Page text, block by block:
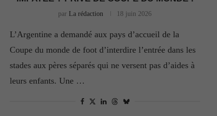
par La rédaction 18 juin 2026
L’Argentine a demandé aux pays d’accueil de la
Coupe du monde de foot d’interdire l’entrée dans les
stades aux pères séparés qui ne versent pas d’aides à
leurs enfants. Une …